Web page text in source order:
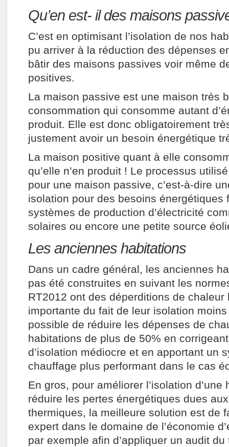
Qu’en est- il des maisons
C’est en optimisant l’isolation de nos
pu arriver à la réduction des dépenses
bâtir des maisons passives voir même
positives.
La maison passive est une maison très
consommation qui consomme autant
produit. Elle est donc obligatoirement
justement avoir un besoin énergétique
La maison positive quant à elle
qu’elle n’en produit ! Le processus
pour une maison passive, c’est-à-dire
isolation pour des besoins énergétiques
systèmes de production d’électricité
solaires ou encore une petite source
Les anciennes habitations
Dans un cadre général, les anciennes
pas été construites en suivant les
RT2012 ont des déperditions de chaleur
importante du fait de leur isolation
possible de réduire les dépenses de
habitations de plus de 50% en
d’isolation médiocre et en apportant un
chauffage plus performant dans le cas
En gros, pour améliorer l’isolation
réduire les pertes énergétiques dues
thermiques, la meilleure solution est de
expert dans le domaine de l’économie
par exemple afin d’appliquer un audit du